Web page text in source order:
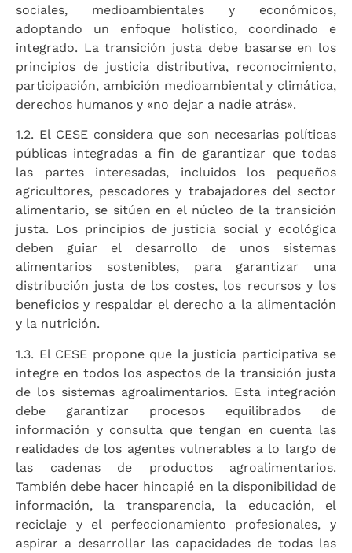
sociales, medioambientales y económicos,
adoptando un enfoque holístico, coordinado e
integrado. La transición justa debe basarse en los
principios de justicia distributiva, reconocimiento,
participación, ambición medioambiental y climática,
derechos humanos y «no dejar a nadie atrás».
1.2. El CESE considera que son necesarias políticas
públicas integradas a fin de garantizar que todas
las partes interesadas, incluidos los pequeños
agricultores, pescadores y trabajadores del sector
alimentario, se sitúen en el núcleo de la transición
justa. Los principios de justicia social y ecológica
deben guiar el desarrollo de unos sistemas
alimentarios sostenibles, para garantizar una
distribución justa de los costes, los recursos y los
beneficios y respaldar el derecho a la alimentación
y la nutrición.
1.3. El CESE propone que la justicia participativa se
integre en todos los aspectos de la transición justa
de los sistemas agroalimentarios. Esta integración
debe garantizar procesos equilibrados de
información y consulta que tengan en cuenta las
realidades de los agentes vulnerables a lo largo de
las cadenas de productos agroalimentarios.
También debe hacer hincapié en la disponibilidad de
información, la transparencia, la educación, el
reciclaje y el perfeccionamiento profesionales, y
aspirar a desarrollar las capacidades de todas las